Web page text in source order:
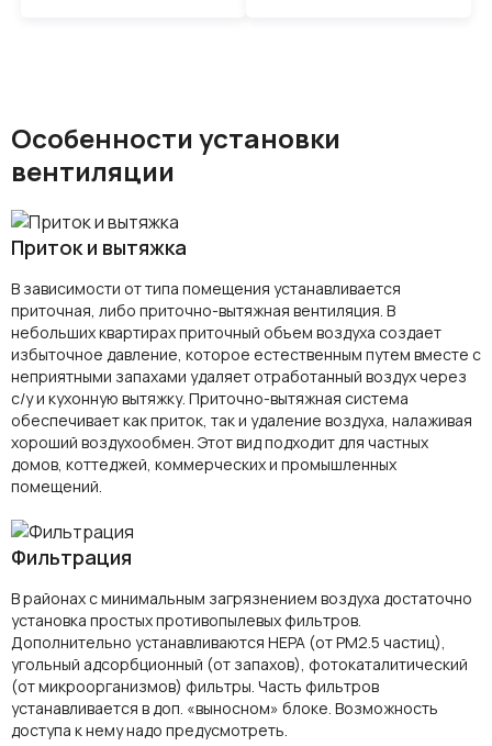
Особенности установки
вентиляции
Приток и вытяжка
В зависимости от типа помещения устанавливается
приточная, либо приточно-вытяжная вентиляция. В
небольших квартирах приточный объем воздуха создает
избыточное давление, которое естественным путем вместе с
неприятными запахами удаляет отработанный воздух через
с/у и кухонную вытяжку. Приточно-вытяжная система
обеспечивает как приток, так и удаление воздуха, налаживая
хороший воздухообмен. Этот вид подходит для частных
домов, коттеджей, коммерческих и промышленных
помещений.
Фильтрация
В районах с минимальным загрязнением воздуха достаточно
установка простых противопылевых фильтров.
Дополнительно устанавливаются HEPA (от PM2.5 частиц),
угольный адсорбционный (от запахов), фотокаталитический
(от микроорганизмов) фильтры. Часть фильтров
устанавливается в доп. «выносном» блоке. Возможность
доступа к нему надо предусмотреть.